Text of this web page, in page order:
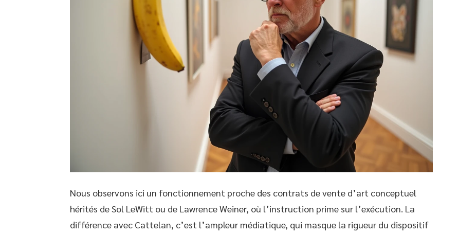
Nous observons ici un fonctionnement proche des contrats de vente d’art conceptuel
hérités de Sol LeWitt ou de Lawrence Weiner, où l’instruction prime sur l’exécution. La
différence avec Cattelan, c’est l’ampleur médiatique, qui masque la rigueur du dispositif